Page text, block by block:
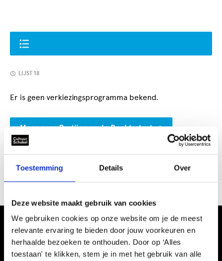
Toestemming Details Over
Deze website maakt gebruik van cookies
We gebruiken cookies op onze website om je de meest
relevante ervaring te bieden door jouw voorkeuren en
herhaalde bezoeken te onthouden. Door op ‘Alles
toestaan' te klikken, stem je in met het gebruik van alle
LIJST 18
Er is geen verkiezingsprogramma bekend.
Meer over Partij voor de Rechtsstaat
CultuurSchakel brengt je verder in kunst en cultuur in